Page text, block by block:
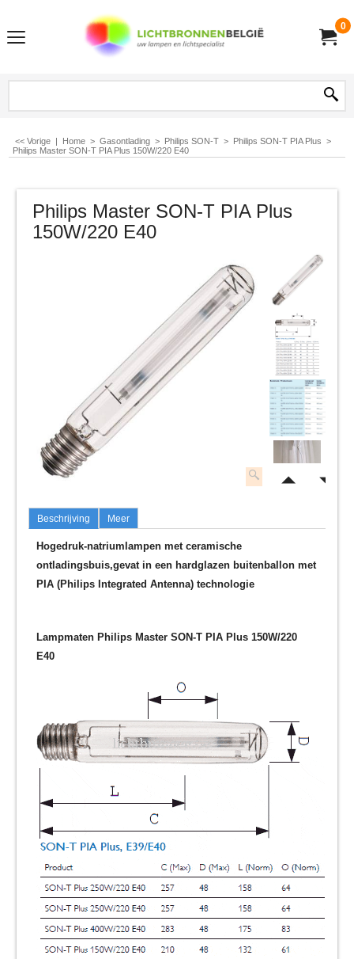
0
<< Vorige | Home > Gasontlading > Philips SON-T > Philips SON-T PIA Plus >
Philips Master SON-T PIA Plus 150W/220 E40
Philips Master SON-T PIA Plus
150W/220 E40
Beschrijving Meer
Hogedruk-natriumlampen met ceramische
ontladingsbuis,gevat in een hardglazen buitenballon met
PIA (Philips Integrated Antenna) technologie
Lampmaten Philips Master SON-T PIA Plus 150W/220
E40